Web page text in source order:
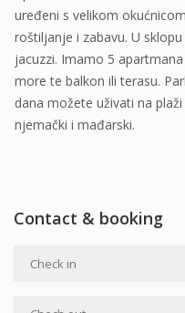
uređeni s velikom
roštiljanje i zabavu. U
jacuzzi. Imamo 5
more te balkon ili terasu.
dana možete uživati na
njemački i mađarski.
Contact & booking